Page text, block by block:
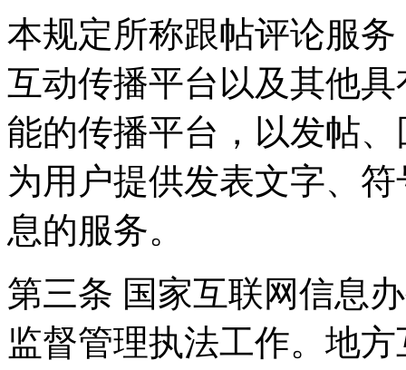
本规定所称跟帖评论服
互动传播平台以及其他
能的传播平台，以发帖
为用户提供发表文字、
息的服务。
第三条 国家互联网信息
监督管理执法工作。地